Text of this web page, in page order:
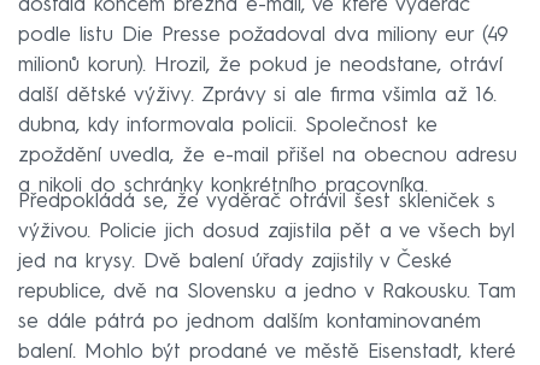
dostala koncem března e-mail, ve které vyděrač
podle listu Die Presse požadoval dva miliony eur (49
milionů korun). Hrozil, že pokud je neodstane, otráví
další dětské výživy. Zprávy si ale firma všimla až 16.
dubna, kdy informovala policii. Společnost ke
zpoždění uvedla, že e-mail přišel na obecnou adresu
a nikoli do schránky konkrétního pracovníka.
Předpokládá se, že vyděrač otrávil šest skleniček s
výživou. Policie jich dosud zajistila pět a ve všech byl
jed na krysy. Dvě balení úřady zajistily v České
republice, dvě na Slovensku a jedno v Rakousku. Tam
se dále pátrá po jednom dalším kontaminovaném
balení. Mohlo být prodané ve městě Eisenstadt, které